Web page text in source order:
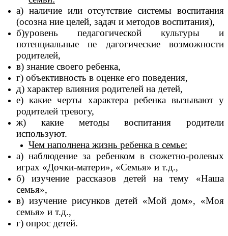
а) наличие или отсутствие системы воспитания
(осозна ние целей, задач и методов воспитания),
б)уровень педагогической культуры и
потенциальные пе дагогические возможности
родителей,
в) знание своего ребенка,
г) объективность в оценке его поведения,
д) характер влияния родителей на детей,
е) какие черты характера ребенка вызывают у
родителей тревогу,
ж) какие методы воспитания родители
используют.
Чем наполнена жизнь ребенка в семье:
а) наблюдение за ребенком в сюжетно-ролевых
играх «Дочки-матери», «Семья» и т.д.,
б) изучение рассказов детей на тему «Наша
семья»,
в) изучение рисунков детей «Мой дом», «Моя
семья» и т.д.,
г) опрос детей.